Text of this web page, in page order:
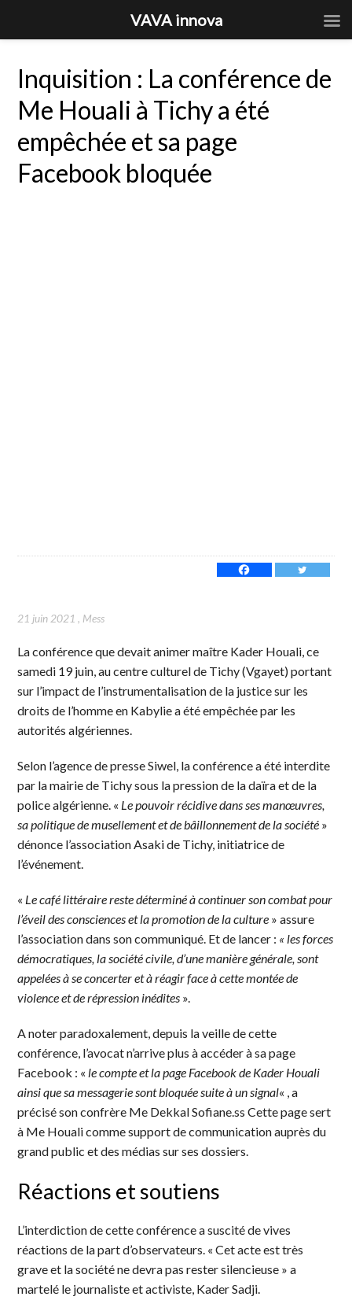
Inquisition : La conférence de
Me Houali à Tichy a été
empêchée et sa page
Facebook bloquée
21 juin 2021 , Mess
La conférence que devait animer maître Kader Houali, ce
samedi 19 juin, au centre culturel de Tichy (Vgayet) portant
sur l’impact de l’instrumentalisation de la justice sur les
droits de l’homme en Kabylie a été empêchée par les
autorités algériennes.
Selon l’agence de presse Siwel, la conférence a été interdite
par la mairie de Tichy sous la pression de la daïra et de la
police algérienne. « Le pouvoir récidive dans ses manœuvres,
sa politique de musellement et de bâillonnement de la société »
dénonce l’association Asaki de Tichy, initiatrice de
l’événement.
« Le café littéraire reste déterminé à continuer son combat pour
l’éveil des consciences et la promotion de la culture » assure
l’association dans son communiqué. Et de lancer : « les forces
démocratiques, la société civile, d’une manière générale, sont
appelées à se concerter et à réagir face à cette montée de
violence et de répression inédites ».
A noter paradoxalement, depuis la veille de cette
conférence, l’avocat n’arrive plus à accéder à sa page
Facebook : « le compte et la page Facebook de Kader Houali
ainsi que sa messagerie sont bloquée suite à un signal« , a
précisé son confrère Me Dekkal Sofiane.ss Cette page sert
à Me Houali comme support de communication auprès du
grand public et des médias sur ses dossiers.
Réactions et soutiens
L’interdiction de cette conférence a suscité de vives
réactions de la part d’observateurs. « Cet acte est très
grave et la société ne devra pas rester silencieuse » a
martelé le journaliste et activiste, Kader Sadji.
VAVA innova